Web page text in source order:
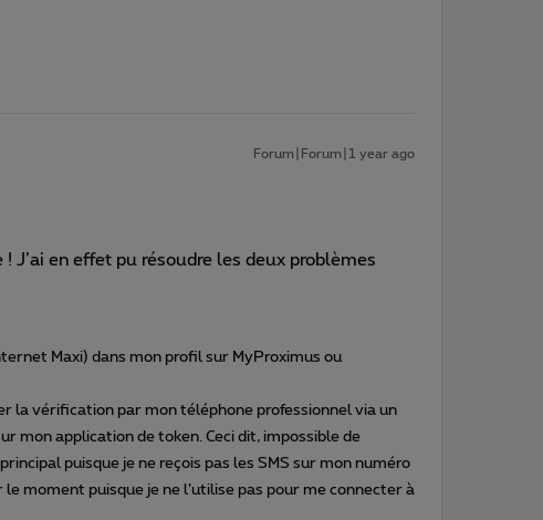
Forum|Forum|1 year ago
J’ai en effet pu résoudre les deux problèmes
Maxi) dans mon profil sur MyProximus ou
la vérification par mon téléphone professionnel via un
mon application de token. Ceci dit, impossible de
puisque je ne reçois pas les SMS sur mon numéro
le moment puisque je ne l’utilise pas pour me connecter à